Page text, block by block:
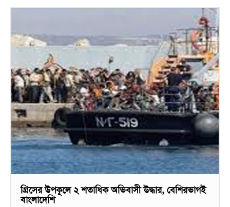
গ্রিসের উপকূলে ২ শতাধিক অভিবাসী উদ্ধার, বেশিরভাগই
বাংলাদেশি